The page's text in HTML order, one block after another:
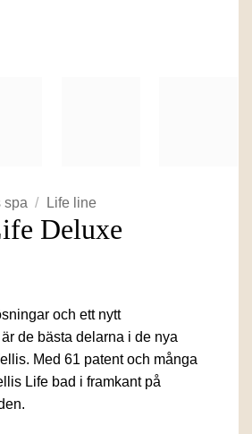
spa / Life line
Deluxe
och ett nytt
de bästa delarna i de nya
Med 61 patent och många
Life bad i framkant på